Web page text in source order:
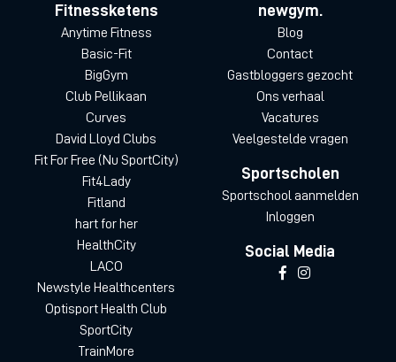
Fitnessketens
Anytime Fitness
Basic-Fit
BigGym
Club Pellikaan
Curves
David Lloyd Clubs
Fit For Free (Nu SportCity)
Fit4Lady
Fitland
hart for her
HealthCity
LACO
Newstyle Healthcenters
Optisport Health Club
SportCity
TrainMore
newgym.
Blog
Contact
Gastbloggers gezocht
Ons verhaal
Vacatures
Veelgestelde vragen
Sportscholen
Sportschool aanmelden
Inloggen
Social Media